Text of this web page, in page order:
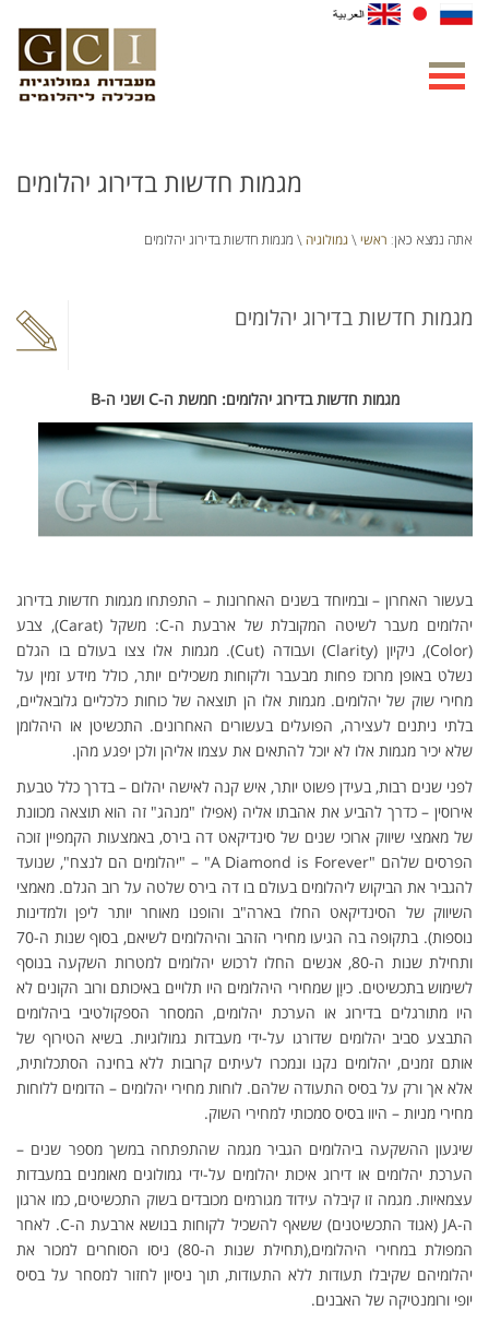
מגמות חדשות בדירוג יהלומים
אתה נמצא כאן: ראשי \ גמולוגיה \ מגמות חדשות בדירוג יהלומים
מגמות חדשות בדירוג יהלומים
מגמות חדשות בדירוג יהלומים: חמשת ה-C ושני ה-B
בעשור האחרון – ובמיוחד בשנים האחרונות – התפתחו מגמות חדשות בדירוג
יהלומים מעבר לשיטה המקובלת של ארבעת ה-C: משקל (Carat), צבע
(Color), ניקיון (Clarity) ועבודה (Cut). מגמות אלו צצו בעולם בו הגלם
נשלט באופן מרוכז פחות מבעבר ולקוחות משכילים יותר, כולל מידע זמין על
מחירי שוק של יהלומים. מגמות אלו הן תוצאה של כוחות כלכליים גלובאליים,
בלתי ניתנים לעצירה, הפועלים בעשורים האחרונים. התכשיטן או היהלומן
שלא יכיר מגמות אלו לא יוכל להתאים את עצמו אליהן ולכן יפגע מהן.
לפני שנים רבות, בעידן פשוט יותר, איש קנה לאישה יהלום – בדרך כלל טבעת
אירוסין – כדרך להביע את אהבתו אליה (אפילו "מנהג" זה הוא תוצאה מכוונת
של מאמצי שיווק ארוכי שנים של סינדיקאט דה בירס, באמצעות הקמפיין זוכה
הפרסים שלהם "A Diamond is Forever" – "יהלומים הם לנצח", שנועד
להגביר את הביקוש ליהלומים בעולם בו דה בירס שלטה על רוב הגלם. מאמצי
השיווק של הסינדיקאט החלו בארה"ב והופנו מאוחר יותר ליפן ולמדינות
נוספות). בתקופה בה הגיעו מחירי הזהב והיהלומים לשיאם, בסוף שנות ה-70
ותחילת שנות ה-80, אנשים החלו לרכוש יהלומים למטרות השקעה בנוסף
לשימוש בתכשיטים. כיוָן שמחירי היהלומים היו תלויים באיכותם ורוב הקונים לא
היו מתורגלים בדירוג או הערכת יהלומים, המסחר הספקולטיבי ביהלומים
התבצע סביב יהלומים שדורגו על-ידי מעבדות גמולוגיות. בשיא הטירוף של
אותם זמנים, יהלומים נקנו ונמכרו לעיתים קרובות ללא בחינה הסתכלותית,
אלא אך ורק על בסיס התעודה שלהם. לוחות מחירי יהלומים – הדומים ללוחות
מחירי מניות – היוו בסיס סמכותי למחירי השוק.
שיגעון ההשקעה ביהלומים הגביר מגמה שהתפתחה במשך מספר שנים –
הערכת יהלומים או דירוג איכות יהלומים על-ידי גמולוגים מאומנים במעבדות
עצמאיות. מגמה זו קיבלה עידוד מגורמים מכובדים בשוק התכשיטים, כמו ארגון
ה-JA (אגוד התכשיטנים) ששאף להשכיל לקוחות בנושא ארבעת ה-C. לאחר
המפולת במחירי היהלומים,(תחילת שנות ה-80) ניסו הסוחרים למכור את
יהלומיהם שקיבלו תעודות ללא התעודות, תוך ניסיון לחזור למסחר על בסיס
יופי ורומנטיקה של האבנים.